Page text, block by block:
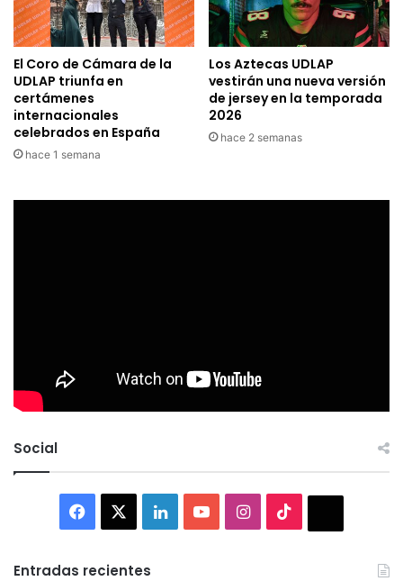
El Coro de Cámara de la
UDLAP triunfa en
certámenes
internacionales
celebrados en España
hace 1 semana
Los Aztecas UDLAP
vestirán una nueva versión
de jersey en la temporada
2026
hace 2 semanas
Social
Facebook LinkedInYouTubeInstagram
Entradas recientes